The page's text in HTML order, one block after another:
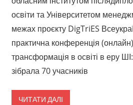
освіти та Університетом
межах проєкту DigTriES
практична конференція
трансформація в освіті в еру
зібрала 70 учасників
ЧИТАТИ ДАЛІ